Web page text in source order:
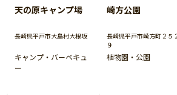
天の原キャンプ場
長崎県平戸市大島村大根坂
キャンプ・バーベキュ
ー
崎方公園
長崎県平戸市崎方町２５
９
植物園・公園